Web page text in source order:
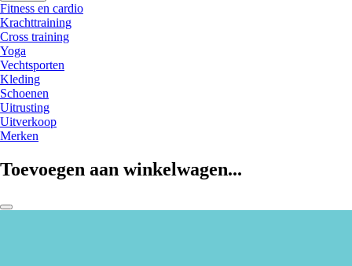
Fitness en cardio
Krachttraining
Cross training
Yoga
Vechtsporten
Kleding
Schoenen
Uitrusting
Uitverkoop
Merken
Toevoegen aan winkelwagen...